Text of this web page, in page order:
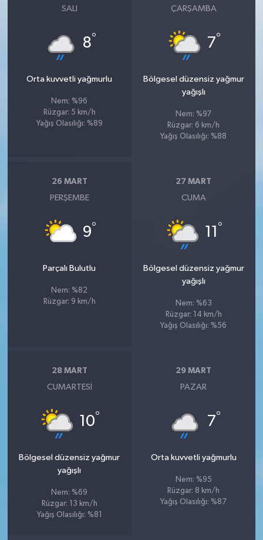
SALI
8°
Orta kuvvetli yağmurlu
Nem: %96
Rüzgar: 5 km/h
Yağış Olasılığı: %89
ÇARŞAMBA
7°
Bölgesel düzensiz yağmur
yağışlı
Nem: %97
Rüzgar: 6 km/h
Yağış Olasılığı: %88
26 MART
PERŞEMBE
9°
Parçalı Bulutlu
Nem: %82
Rüzgar: 9 km/h
27 MART
CUMA
11 °
Bölgesel düzensiz yağmur
yağışlı
Nem: %63
Rüzgar: 14 km/h
Yağış Olasılığı: %56
28 MART
CUMARTESI
10°
Bölgesel düzensiz yağmur
yağışlı
Nem: %69
Rüzgar: 13 km/h
Yağış Olasılığı: %81
29 MART
PAZAR
7°
Orta kuvvetli yağmurlu
Nem: %95
Rüzgar: 8 km/h
Yağış Olasılığı: %87